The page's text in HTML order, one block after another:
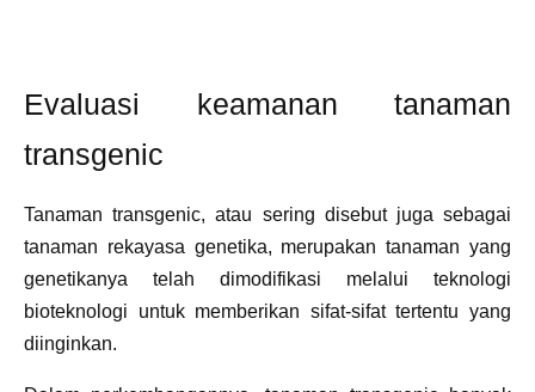
Evaluasi keamanan tanaman
transgenic
Tanaman transgenic, atau sering disebut juga sebagai
tanaman rekayasa genetika, merupakan tanaman yang
genetikanya telah dimodifikasi melalui teknologi
bioteknologi untuk memberikan sifat-sifat tertentu yang
diinginkan.